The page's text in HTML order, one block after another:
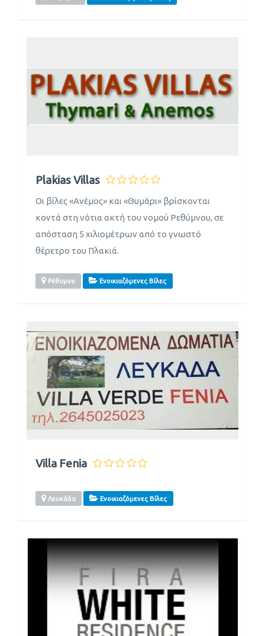
Plakias Villas
Οι βίλες «Ανέμος» και «Θυμάρι» βρίσκονται
κοντά στη νότια ακτή του νομού Ρεθύμνου, σε
απόσταση 5 χιλιομέτρων από το γνωστό
θέρετρο του Πλακιά.
Ρέθυμνο Ενοικιαζόμενες Βίλες
Villa Fenia
Λευκάδα Ενοικιαζόμενες Βίλες